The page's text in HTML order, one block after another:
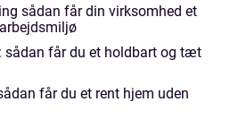
sådan får din virksomhed et
får du et holdbart og tæt
får du et rent hjem uden